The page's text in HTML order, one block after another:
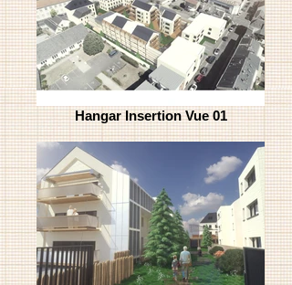
Hangar Insertion Vue 01